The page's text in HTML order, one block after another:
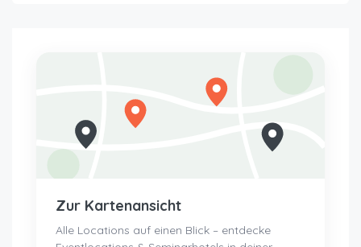
Zur Kartenansicht
Alle Locations auf einen Blick – entdecke